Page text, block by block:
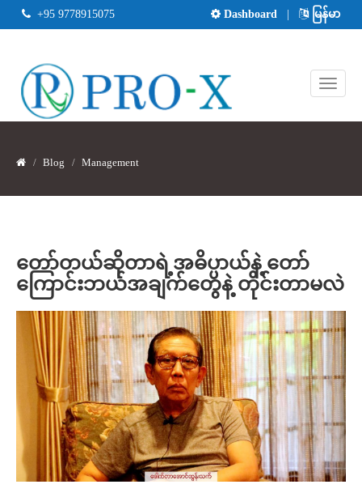
Dashboard မြန်မာ
+95 9778915075
Blog Management
တော်တယ်ဆိုတာရဲ့အဓိပ္ပာယ်နဲ့ တော်
ကြောင်းဘယ်အချက်တွေနဲ့ တိုင်းတာမလဲ